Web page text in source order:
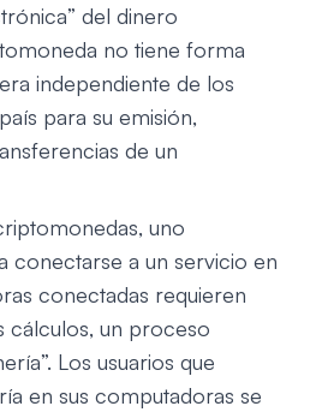
del dinero
no tiene forma
independiente de los
para su emisión,
de un
uno
conectarse a un servicio en
conectadas requieren
cálculos, un proceso
Los usuarios que
en sus computadoras se